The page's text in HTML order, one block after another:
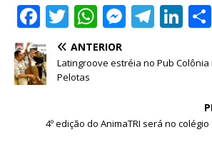
F
a
c
e
o
T
w
it
te
W
h
at
p
M
ss
g
T
e
m
Li
k
n
ANTERIOR
Latingroove estréia no Pub Colônia
Pelotas
4º edição do AnimaTRI será no colégio